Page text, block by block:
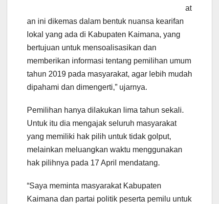
at
an ini dikemas dalam bentuk nuansa kearifan
lokal yang ada di Kabupaten Kaimana, yang
bertujuan untuk mensoalisasikan dan
memberikan informasi tentang pemilihan umum
tahun 2019 pada masyarakat, agar lebih mudah
dipahami dan dimengerti,” ujarnya.
Pemilihan hanya dilakukan lima tahun sekali.
Untuk itu dia mengajak seluruh masyarakat
yang memiliki hak pilih untuk tidak golput,
melainkan meluangkan waktu menggunakan
hak pilihnya pada 17 April mendatang.
“Saya meminta masyarakat Kabupaten
Kaimana dan partai politik peserta pemilu untuk